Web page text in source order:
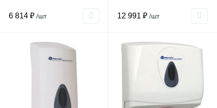
6 814 ₽ /шт 12 991 ₽ /шт